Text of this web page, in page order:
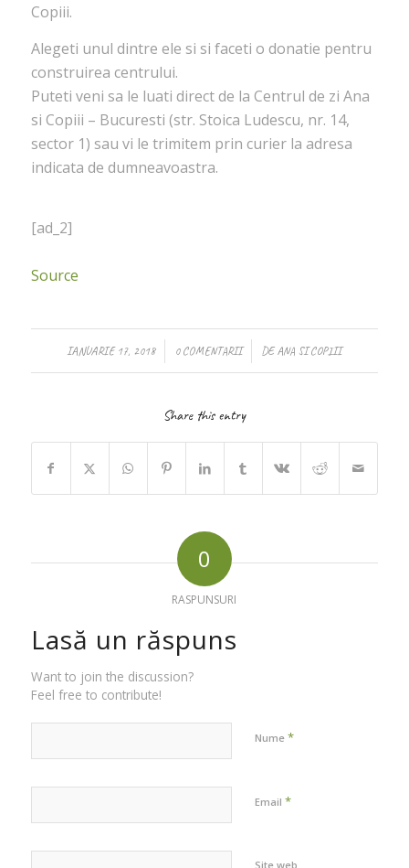
Copiii.
Alegeti unul dintre ele si si faceti o donatie pentru
construirea centrului.
Puteti veni sa le luati direct de la Centrul de zi Ana
si Copiii – Bucuresti (str. Stoica Ludescu, nr. 14,
sector 1) sau vi le trimitem prin curier la adresa
indicata de dumneavoastra.
[ad_2]
Source
IANUARIE 17, 2018
/ 0 COMENTARII
/ DEANA SI COPIII
Share this entry
0
RASPUNSURI
Lasă un răspuns
Want to join the discussion?
Feel free to contribute!
Nume *
Email *
Site web